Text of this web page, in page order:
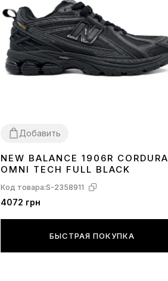
Добавить
3741 44
NEW BALANCE 1906R CORDURA
OMNI TECH FULL BLACK
Код товара:S-2358911
4072 грн
БЫСТРАЯ ПОКУПКА